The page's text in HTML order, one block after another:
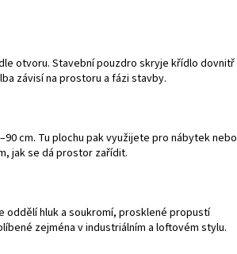
otvoru. Stavební pouzdro skryje křídlo dovnitř
závisí na prostoru a fázi stavby.
cm. Tu plochu pak využijete pro nábytek nebo
jak se dá prostor zařídit.
oddělí hluk a soukromí, prosklené propustí
zejména v industriálním a loftovém stylu.